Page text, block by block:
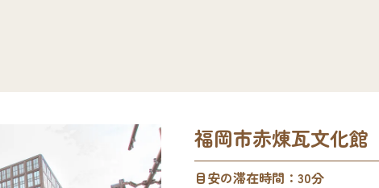
福岡市赤煉瓦文化館
目安の滞在時間：30分